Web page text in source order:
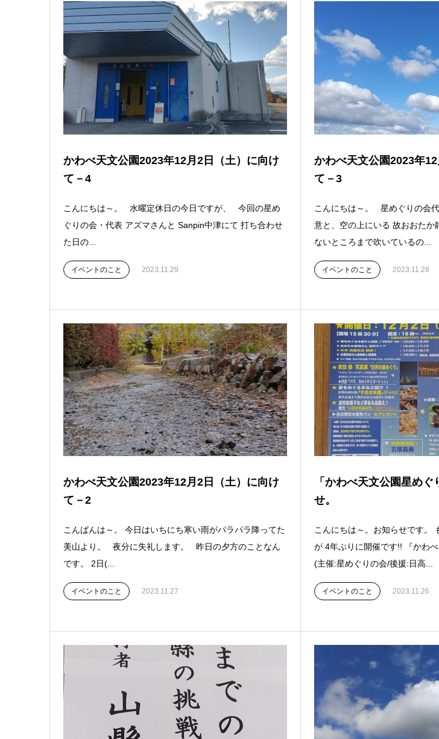
かわべ天文公園2023年12月2日（土）に向け
て－4
こんにちは～。 水曜定休日の今日ですが、 今回の星め
ぐりの会・代表 アズマさんと Sanpin中津にて 打ち合わせ
た日の...
イベントのこと 2023.11.29
かわべ天文公園2023年
て－3
こんにちは～。 星めぐりの会
意と、空の上にいる 故おおたか
ないところまで吹いているの...
イベントのこと 2023.11.28
かわべ天文公園2023年12月2日（土）に向け
て－2
こんばんは～。 今日はいちにち寒い雨がパラパラ降ってた
美山より。 夜分に失礼します。 昨日の夕方のことなん
です。 2日(...
イベントのこと 2023.11.27
「かわべ天文公園星め
せ。
こんにちは～。お知らせです。
が 4年ぶりに開催です!! 『かわ
(主催:星めぐりの会/後援:日高...
イベントのこと 2023.11.26